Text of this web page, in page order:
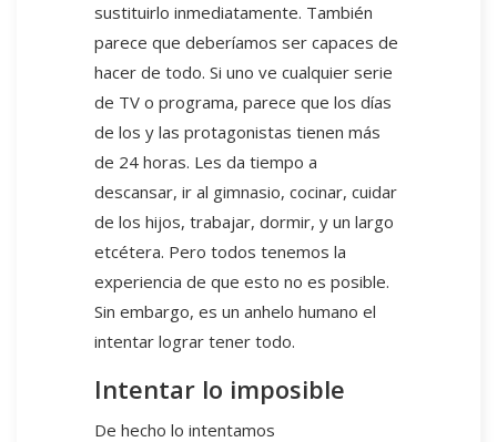
sustituirlo inmediatamente. También
parece que deberíamos ser capaces de
hacer de todo. Si uno ve cualquier serie
de TV o programa, parece que los días
de los y las protagonistas tienen más
de 24 horas. Les da tiempo a
descansar, ir al gimnasio, cocinar, cuidar
de los hijos, trabajar, dormir, y un largo
etcétera. Pero todos tenemos la
experiencia de que esto no es posible.
Sin embargo, es un anhelo humano el
intentar lograr tener todo.
Intentar lo imposible
De hecho lo intentamos